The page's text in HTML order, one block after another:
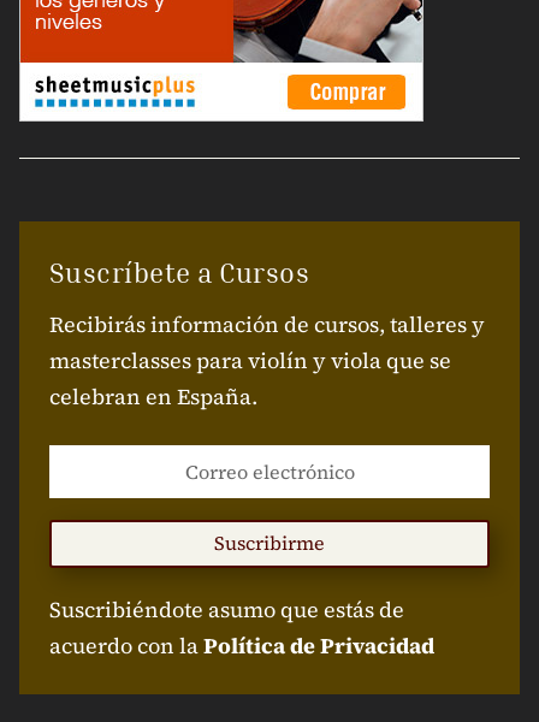
Suscríbete a Cursos
Recibirás información de cursos, talleres y
masterclasses para violín y viola que se
celebran en España.
Suscribirme
Suscribiéndote asumo que estás de
acuerdo con laPolítica de Privacidad